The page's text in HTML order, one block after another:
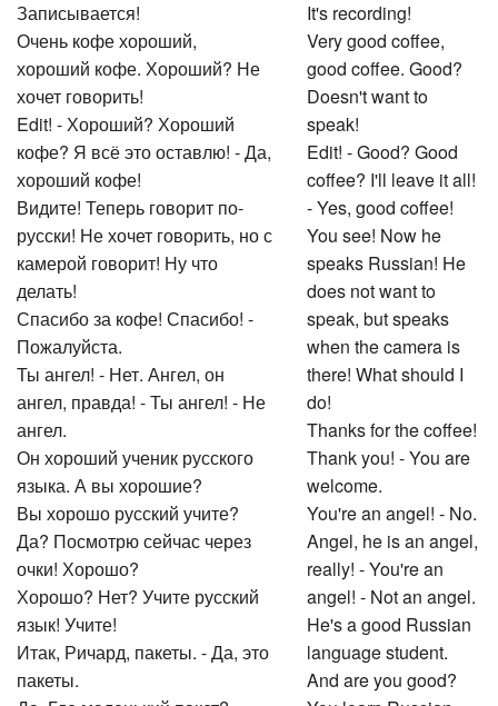
Записывается!
Очень кофе хороший,
хороший кофе. Хороший? Не
хочет говорить!
Edit! - Хороший? Хороший
кофе? Я всё это оставлю! - Да,
хороший кофе!
Видите! Теперь говорит по-
русски! Не хочет говорить, но с
камерой говорит! Ну что
делать!
Спасибо за кофе! Спасибо! -
Пожалуйста.
Ты ангел! - Нет. Ангел, он
ангел, правда! - Ты ангел! - Не
ангел.
Он хороший ученик русского
языка. А вы хорошие?
Вы хорошо русский учите?
Да? Посмотрю сейчас через
очки! Хорошо?
Хорошо? Нет? Учите русский
язык! Учите!
Итак, Ричард, пакеты. - Да, это
пакеты.
It's recording!
Very good coffee,
good coffee. Good?
Doesn't want to
speak!
Edit! - Good? Good
coffee? I'll leave it all!
- Yes, good coffee!
You see! Now he
speaks Russian! He
does not want to
speak, but speaks
when the camera is
there! What should I
do!
Thanks for the coffee!
Thank you! - You are
welcome.
You're an angel! - No.
Angel, he is an angel,
really! - You're an
angel! - Not an angel.
He's a good Russian
language student.
And are you good?